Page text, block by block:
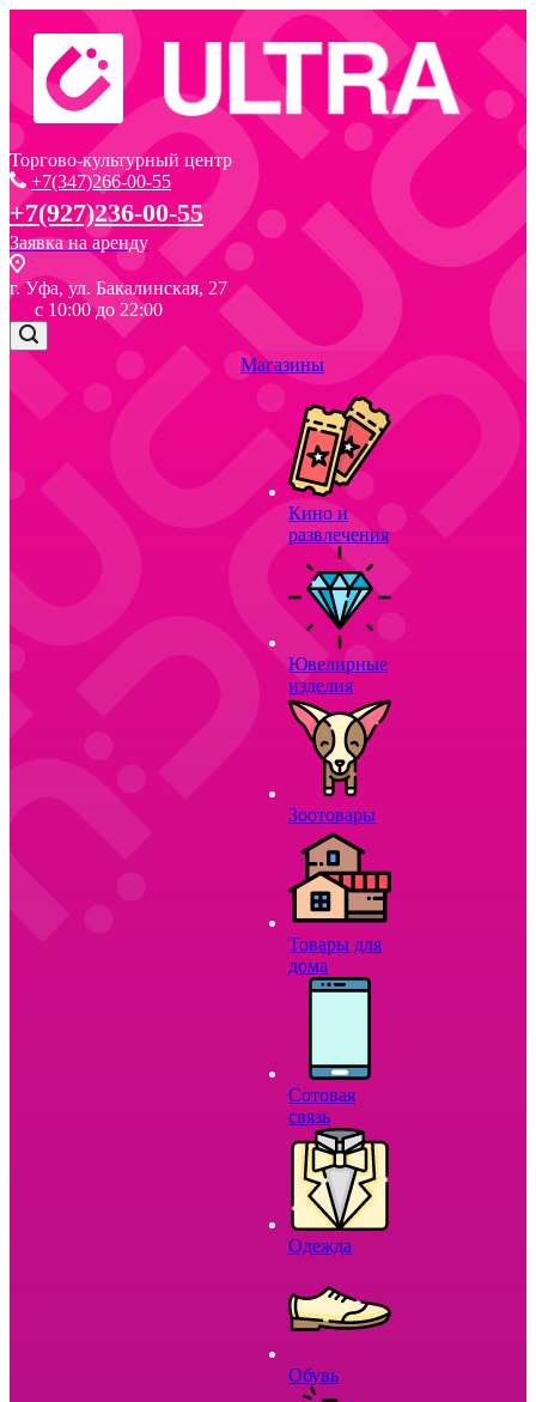
Торгово-культурный центр
+7(347)266-00-55
+7(927)236-00-55
Заявка на аренду
г. Уфа, ул. Бакалинская, 27
с 10:00 до 22:00
Магазины
Кино и
развлечения
Ювелирные
изделия
Зоотовары
Товары для
дома
Сотовая
связь
Одежда
Обувь